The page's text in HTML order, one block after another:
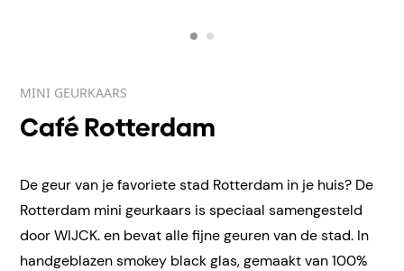
MINI GEURKAARS
Café Rotterdam
De geur van je favoriete stad Rotterdam in je huis? De
Rotterdam mini geurkaars is speciaal samengesteld
door WIJCK. en bevat alle fijne geuren van de stad. In
handgeblazen smokey black glas, gemaakt van 100%